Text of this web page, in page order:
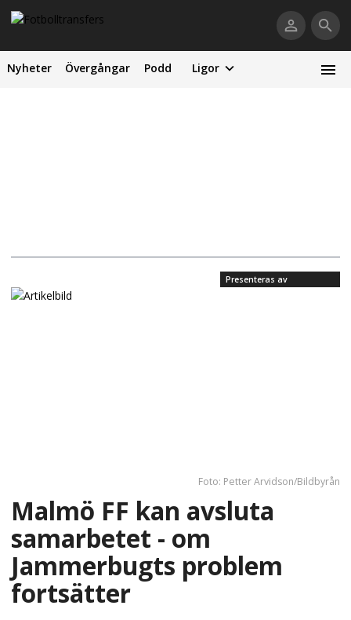
Nyheter Övergångar Podd Ligor
Presenteras av
Foto: Petter Arvidson/Bildbyrån
Malmö FF kan avsluta
samarbetet - om
Jammerbugts problem
fortsätter